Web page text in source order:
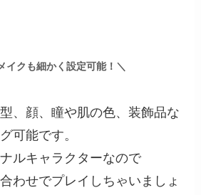
イクも細かく設定可能！＼
、顔、瞳や肌の色、装飾品な
可能です。
ルキャラクターなので
わせでプレイしちゃいましょ